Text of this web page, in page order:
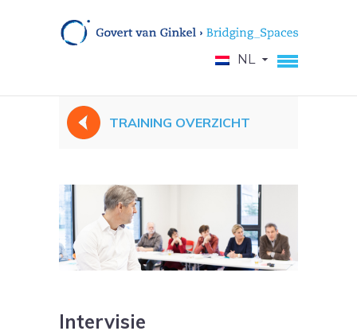
NL
TRAINING OVERZICHT
Intervisie